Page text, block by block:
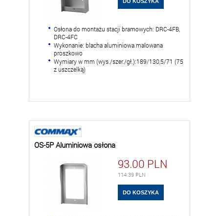
Osłona do montażu stacji bramowych: DRC-4FB,
DRC-4FC
Wykonanie: blacha aluminiowa malowana
proszkowo
Wymiary w mm (wys./szer./gł.):189/130,5/71 (75
z uszczelką)
OS-5P Aluminiowa osłona
93.00 PLN
114.39 PLN